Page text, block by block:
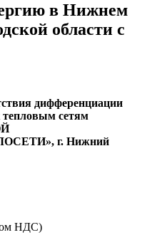
в Нижнем
области с
дифференциации
тепловым сетям
г. Нижний
НДС)